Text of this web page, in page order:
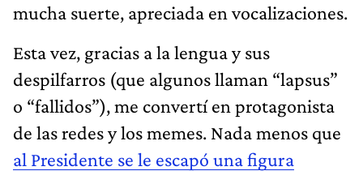
mucha suerte, apreciada en vocalizaciones.
Esta vez, gracias a la lengua y sus
despilfarros (que algunos llaman “lapsus”
o “fallidos”), me convertí en protagonista
de las redes y los memes. Nada menos que
al Presidente se le escapó una figura